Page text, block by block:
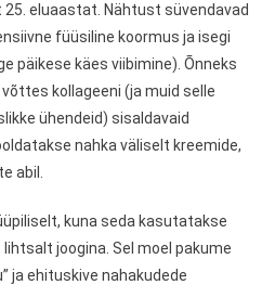
eluaastat. Nähtust süvendavad
füüsiline koormus ja isegi
päikese käes viibimine). Õnneks
kollageeni (ja muid selle
ühendeid) sisaldavaid
nahka väliselt kreemide,
abil.
kuna seda kasutatakse
joogina. Sel moel pakume
ja ehituskive nahakudede